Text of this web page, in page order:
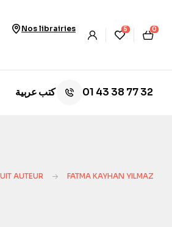
Nos librairies 5 0
كتب عربية 01 43 38 77 32
AUTEUR FATMA KAYHAN YILMAZ